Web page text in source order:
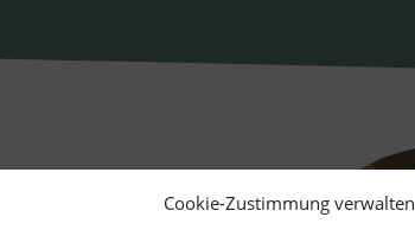
Cookie-Zustimmung verwalten